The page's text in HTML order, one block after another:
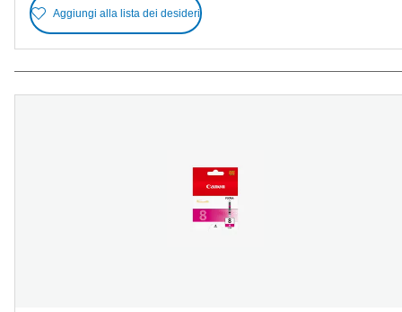
Aggiungi alla lista dei desideri